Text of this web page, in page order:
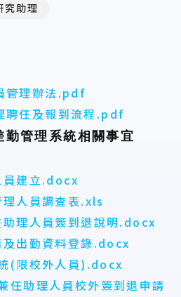
究助理
管理辦法.pdf
聘任及報到流程.pdf
管理系統相關事宜
員建立.docx
人員調查表.xls
理人員簽到退說明.docx
出勤資料登錄.docx
(限校外人員).docx
任助理人員校外簽到退申請